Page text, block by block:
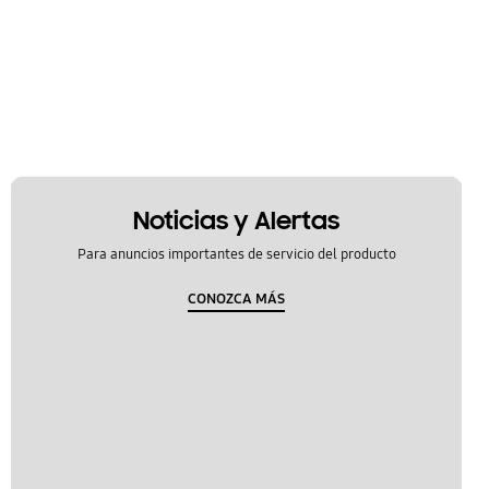
Noticias y Alertas
Para anuncios importantes de servicio del producto
CONOZCA MÁS